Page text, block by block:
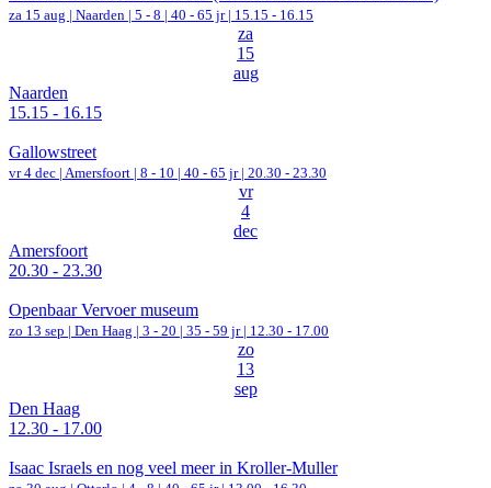
za 15 aug | Naarden | 5 - 8 | 40 - 65 jr | 15.15 - 16.15
za
15
aug
Naarden
15.15 - 16.15
Gallowstreet
vr 4 dec | Amersfoort | 8 - 10 | 40 - 65 jr | 20.30 - 23.30
vr
4
dec
Amersfoort
20.30 - 23.30
Openbaar Vervoer museum
zo 13 sep | Den Haag | 3 - 20 | 35 - 59 jr | 12.30 - 17.00
zo
13
sep
Den Haag
12.30 - 17.00
Isaac Israels en nog veel meer in Kroller-Muller